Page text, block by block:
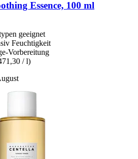
Essence, 100 ml
geeignet
Feuchtigkeit
Vorbereitung
/ l)